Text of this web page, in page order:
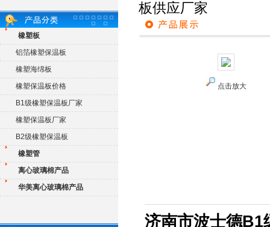
橡塑板
铝箔橡塑保温板
橡塑海绵板
橡塑保温板价格
B1级橡塑保温板厂家
橡塑保温板厂家
B2级橡塑保温板
橡塑管
离心玻璃棉产品
华美离心玻璃棉产品
板供应厂家
点击放大
济南市波士德B1